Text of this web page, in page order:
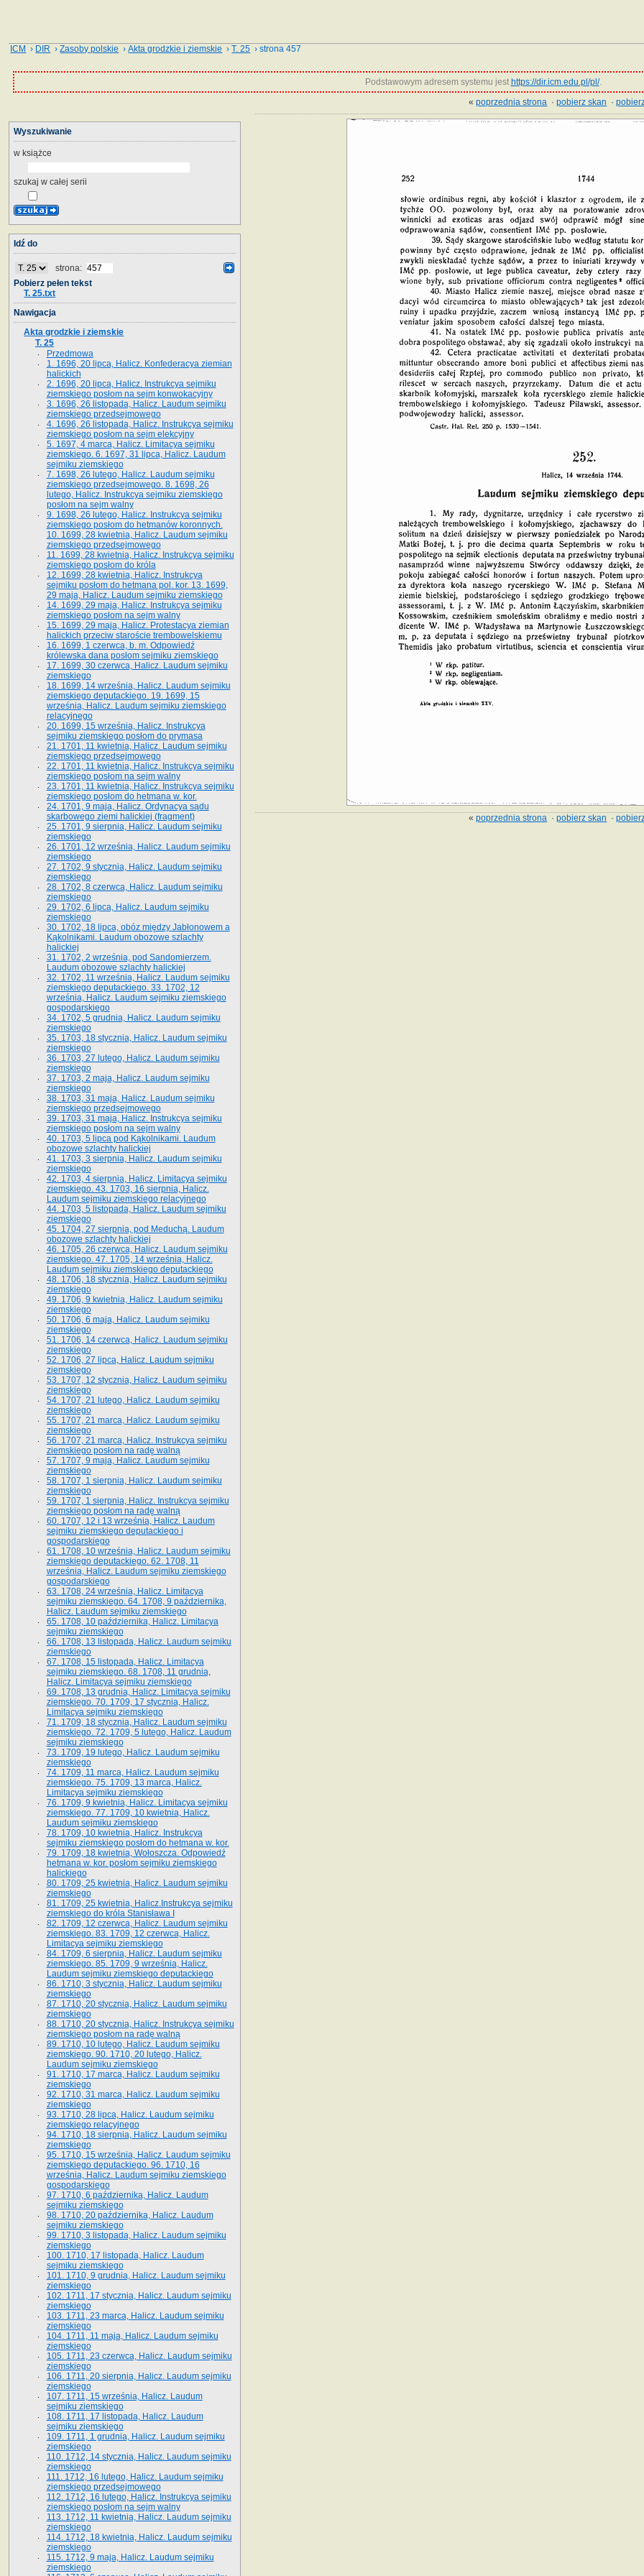
ICM › DIR ›Zasoby polskie ›Akta grodzkie i ziemskie ›T. 25 › strona 457
Podstawowym adresem systemu jest https://dir.icm.edu.pl/pl/.
«poprzednia strona ·pobierz skan ·
«poprzednia strona ·pobierz skan ·
Wyszukiwanie
w książce
szukaj w całej serii
Idź do
strona:
Pobierz pełen tekst
T. 25.txt
Nawigacja
Akta grodzkie i ziemskie
T. 25
Przedmowa
1. 1696, 20 lipca, Halicz. Konfederacya ziemian
halickich
2. 1696, 20 lipca, Halicz. Instrukcya sejmiku
ziemskiego posłom na sejm konwokacyjny
3. 1696, 26 listopada, Halicz. Laudum sejmiku
ziemskiego przedsejmowego
4. 1696, 26 listopada, Halicz. Instrukcya sejmiku
ziemskiego posłom na sejm elekcyjny
5. 1697, 4 marca, Halicz. Limitacya sejmiku
ziemskiego. 6. 1697, 31 lipca, Halicz. Laudum
sejmiku ziemskiego
7. 1698, 26 lutego, Halicz. Laudum sejmiku
ziemskiego przedsejmowego. 8. 1698, 26
lutego, Halicz. Instrukcya sejmiku ziemskiego
posłom na sejm walny
9. 1698, 26 lutego, Halicz. Instrukcya sejmiku
ziemskiego posłom do hetmanów koronnych.
10. 1699, 28 kwietnia, Halicz. Laudum sejmiku
ziemskiego przedsejmowego
11. 1699, 28 kwietnia, Halicz. Instrukcya sejmiku
ziemskiego posłom do króla
12. 1699, 28 kwietnia, Halicz. Instrukcya
sejmiku posłom do hetmana pol. kor. 13. 1699,
29 maja, Halicz. Laudum sejmiku ziemskiego
14. 1699, 29 maja, Halicz. Instrukcya sejmiku
ziemskiego posłom na sejm walny
15. 1699, 29 maja, Halicz. Protestacya ziemian
halickich przeciw staroście trembowelskiemu
16. 1699, 1 czerwca, b. m. Odpowiedź
królewska dana posłom sejmiku ziemskiego
17. 1699, 30 czerwca, Halicz. Laudum sejmiku
ziemskiego
18. 1699, 14 września, Halicz. Laudum sejmiku
ziemskiego deputackiego. 19. 1699, 15
września, Halicz. Laudum sejmiku ziemskiego
relacyjnego
20. 1699, 15 września, Halicz. Instrukcya
sejmiku ziemskiego posłom do prymasa
21. 1701, 11 kwietnia, Halicz. Laudum sejmiku
ziemskiego przedsejmowego
22. 1701, 11 kwietnia, Halicz. Instrukcya sejmiku
ziemskiego posłom na sejm walny
23. 1701, 11 kwietnia, Halicz. Instrukcya sejmiku
ziemskiego posłom do hetmana w. kor.
24. 1701, 9 maja, Halicz. Ordynacya sądu
skarbowego ziemi halickiej (fragment)
25. 1701, 9 sierpnia, Halicz. Laudum sejmiku
ziemskiego
26. 1701, 12 września, Halicz. Laudum sejmiku
ziemskiego
27. 1702, 9 stycznia, Halicz. Laudum sejmiku
ziemskiego
28. 1702, 8 czerwca, Halicz. Laudum sejmiku
ziemskiego
29. 1702, 6 lipca, Halicz. Laudum sejmiku
ziemskiego
30. 1702, 18 lipca, obóz między Jabłonowem a
Kąkolnikami. Laudum obozowe szlachty
halickiej
31. 1702, 2 września, pod Sandomierzem.
Laudum obozowe szlachty halickiej
32. 1702, 11 września, Halicz. Laudum sejmiku
ziemskiego deputackiego. 33. 1702, 12
września, Halicz. Laudum sejmiku ziemskiego
gospodarskiego
34. 1702, 5 grudnia, Halicz. Laudum sejmiku
ziemskiego
35. 1703, 18 stycznia, Halicz. Laudum sejmiku
ziemskiego
36. 1703, 27 lutego, Halicz. Laudum sejmiku
ziemskiego
37. 1703, 2 maja, Halicz. Laudum sejmiku
ziemskiego
38. 1703, 31 maja, Halicz. Laudum sejmiku
ziemskiego przedsejmowego
39. 1703, 31 maja, Halicz. Instrukcya sejmiku
ziemskiego posłom na sejm walny
40. 1703, 5 lipca pod Kąkolnikami. Laudum
obozowe szlachty halickiej
41­. 1703, 3 sierpnia, Halicz. Laudum sejmiku
ziemskiego
42. 1703, 4 sierpnia, Halicz. Limitacya sejmiku
ziemskiego. 43. 1703, 16 sierpnia, Halicz.
Laudum sejmiku ziemskiego relacyjnego
44. 1703, 5 listopada, Halicz. Laudum sejmiku
ziemskiego
45. 1704, 27 sierpnia, pod Meduchą. Laudum
obozowe szlachty halickiej
46. 1705, 26 czerwca, Halicz. Laudum sejmiku
ziemskiego. 47. 1705, 14 września, Halicz.
Laudum sejmiku ziemskiego deputackiego
48. 1706, 18 stycznia, Halicz. Laudum sejmiku
ziemskiego
49. 1706, 9 kwietnia, Halicz. Laudum sejmiku
ziemskiego
50. 1706, 6 maja, Halicz. Laudum sejmiku
ziemskiego
51. 1706, 14 czerwca, Halicz. Laudum sejmiku
ziemskiego
52. 1706, 27 lipca, Halicz. Laudum sejmiku
ziemskiego
53. 1707, 12 stycznia, Halicz. Laudum sejmiku
ziemskiego
54. 1707, 21 lutego, Halicz. Laudum sejmiku
ziemskiego
55. 1707, 21 marca, Halicz. Laudum sejmiku
ziemskiego
56. 1707, 21 marca, Halicz. Instrukcya sejmiku
ziemskiego posłom na radę walną
57. 1707, 9 maja, Halicz. Laudum sejmiku
ziemskiego
58. 1707, 1 sierpnia, Halicz. Laudum sejmiku
ziemskiego
59. 1707, 1 sierpnia, Halicz. Instrukcya sejmiku
ziemskiego posłom na radę walną
60. 1707, 12 i 13 września, Halicz. Laudum
sejmiku ziemskiego deputackiego i
gospodarskiego
61. 1708, 10 września, Halicz. Laudum sejmiku
ziemskiego deputackiego. 62. 1708, 11
września, Halicz. Laudum sejmiku ziemskiego
gospodarskiego
63. 1708, 24 września, Halicz. Limitacya
sejmiku ziemskiego. 64. 1708, 9 października,
Halicz. Laudum sejmiku ziemskiego
65­. 1708, 10 października, Halicz. Limitacya
sejmiku ziemskiego
66. 1708, 13 listopada, Halicz. Laudum sejmiku
ziemskiego
67. 1708, 15 listopada, Halicz. Limitacya
sejmiku ziemskiego. 68. 1708, 11 grudnia,
Halicz. Limitacya sejmiku ziemskiego
69. 1708, 13 grudnia, Halicz. Limitacya sejmiku
ziemskiego. 70. 1709, 17 stycznia, Halicz.
Limitacya sejmiku ziemskiego
71. 1709, 18 stycznia, Halicz. Laudum sejmiku
ziemskiego. 72. 1709, 5 lutego, Halicz. Laudum
sejmiku ziemskiego
73. 1709, 19 lutego, Halicz. Laudum sejmiku
ziemskiego
74. 1709, 11 marca, Halicz. Laudum sejmiku
ziemskiego. 75. 1709, 13 marca, Halicz.
Limitacya sejmiku ziemskiego
76. 1709, 9 kwietnia, Halicz. Limitacya sejmiku
ziemskiego. 77. 1709, 10 kwietnia, Halicz.
Laudum sejmiku ziemskiego
78. 1709, 10 kwietnia, Halicz. Instrukcya
sejmiku ziemskiego posłom do hetmana w. kor.
79. 1709, 18 kwietnia, Wołoszcza. Odpowiedź
hetmana w. kor. posłom sejmiku ziemskiego
halickiego
80. 1709, 25 kwietnia, Halicz. Laudum sejmiku
ziemskiego
81. 1709, 25 kwietnia, Halicz.Instrukcya sejmiku
ziemskiego do króla Stanisława I
82. 1709, 12 czerwca, Halicz. Laudum sejmiku
ziemskiego. 83. 1709, 12 czerwca, Halicz.
Limitacya sejmiku ziemskiego
84. 1709, 6 sierpnia, Halicz. Laudum sejmiku
ziemskiego. 85. 1709, 9 września, Halicz.
Laudum sejmiku ziemskiego deputackiego
86. 1710, 3 stycznia, Halicz. Laudum sejmiku
ziemskiego
87. 1710, 20 stycznia, Halicz. Laudum sejmiku
ziemskiego
88. 1710, 20 stycznia, Halicz. Instrukcya sejmiku
ziemskiego posłom na radę walną
89. 1710, 10 lutego, Halicz. Laudum sejmiku
ziemskiego. 90. 1710, 20 lutego, Halicz.
Laudum sejmiku ziemskiego
91. 1710, 17 marca, Halicz. Laudum sejmiku
ziemskiego
92. 1710, 31 marca, Halicz. Laudum sejmiku
ziemskiego
93. 1710, 28 lipca, Halicz. Laudum sejmiku
ziemskiego relacyjnego
94. 1710, 18 sierpnia, Halicz. Laudum sejmiku
ziemskiego
95. 1710, 15 września, Halicz. Laudum sejmiku
ziemskiego deputackiego. 96. 1710, 16
września, Halicz. Laudum sejmiku ziemskiego
gospodarskiego
97. 1710, 6 października, Halicz. Laudum
sejmiku ziemskiego
98. 1710, 20 października, Halicz. Laudum
sejmiku ziemskiego
99. 1710, 3 listopada, Halicz. Laudum sejmiku
ziemskiego
100. 1710, 17 listopada, Halicz. Laudum
sejmiku ziemskiego
101. 1710, 9 grudnia, Halicz. Laudum sejmiku
ziemskiego
102. 1711, 17 stycznia, Halicz. Laudum sejmiku
ziemskiego
103. 1711, 23 marca, Halicz. Laudum sejmiku
ziemskiego
104. 1711, 11 maja, Halicz. Laudum sejmiku
ziemskiego
105. 1711, 23 czerwca, Halicz. Laudum sejmiku
ziemskiego
106. 1711, 20 sierpnia, Halicz. Laudum sejmiku
ziemskiego
107. 1711, 15 września, Halicz. Laudum
sejmiku ziemskiego
108. 1711, 17 listopada, Halicz. Laudum
sejmiku ziemskiego
109. 1711, 1 grudnia, Halicz. Laudum sejmiku
ziemskiego
110. 1712, 14 stycznia, Halicz. Laudum sejmiku
ziemskiego
111. 1712, 16 lutego, Halicz. Laudum sejmiku
ziemskiego przedsejmowego
112. 1712, 16 lutego, Halicz. Instrukcya sejmiku
ziemskiego posłom na sejm walny
113. 1712, 11 kwietnia, Halicz. Laudum sejmiku
ziemskiego
114. 1712, 18 kwietnia, Halicz. Laudum sejmiku
ziemskiego
115. 1712, 9 maja, Halicz. Laudum sejmiku
ziemskiego